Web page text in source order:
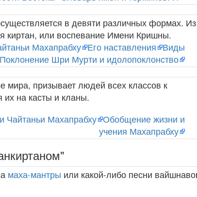
в девяти различных формах. Из
киртан, или воспевание Имени Кришны.
Махапрабху Его наставления Виды
Шри Мурти и идолопоклонство
мира, призывает людей всех классов к
на касты и кланы.
Чайтаньи Махапрабху Обобщение жизни и
учения Махапрабху
маха-мантры или какой-либо песни